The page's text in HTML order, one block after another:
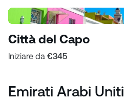
Città del Capo
Iniziare da €345
Emirati Arabi Uniti